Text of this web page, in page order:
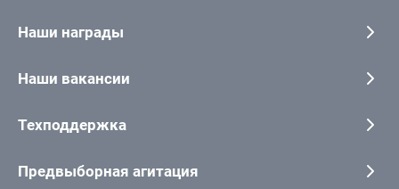
Наши награды
Наши вакансии
Техподдержка
Предвыборная агитация